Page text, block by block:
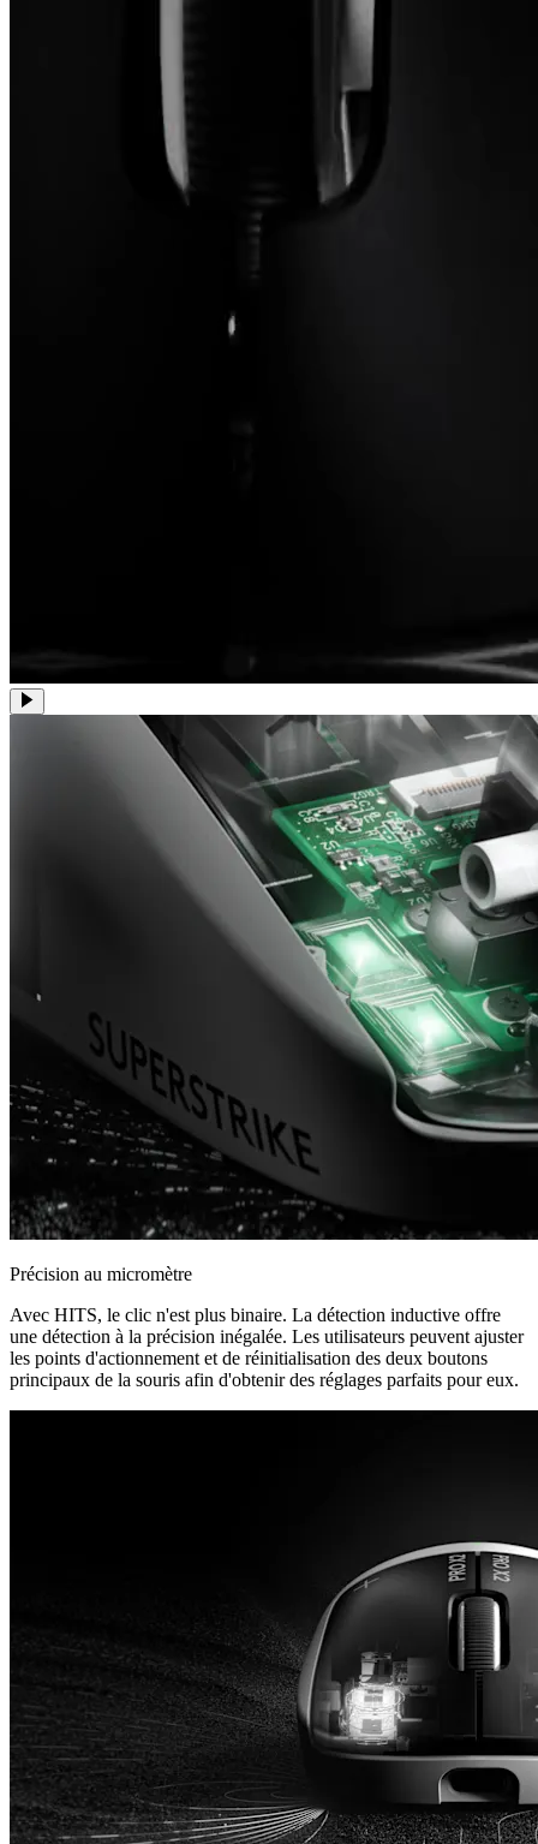
Précision au micromètre
Avec HITS, le clic n'est plus binaire. La détection inductive offre
une détection à la précision inégalée. Les utilisateurs peuvent ajuster
les points d'actionnement et de réinitialisation des deux boutons
principaux de la souris afin d'obtenir des réglages parfaits pour eux.